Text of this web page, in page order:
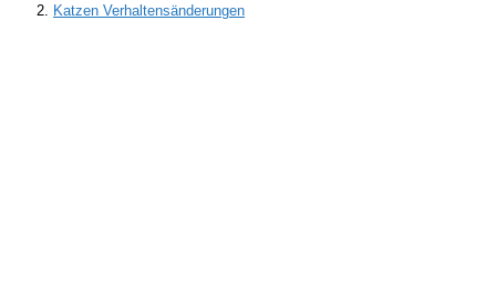
Katzen Verhaltensänderungen